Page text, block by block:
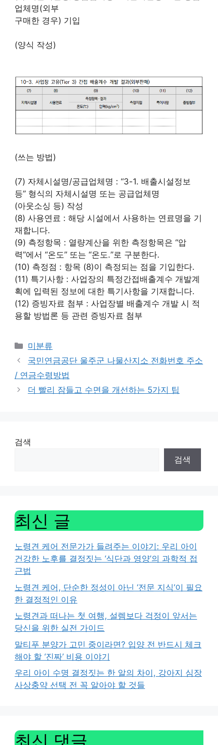
업체명(외부
구매한 경우) 기입
(양식 작성)
(쓰는 방법)
(7) 자체시설명/공급업체명 : “3-1. 배출시설정보
등” 형식의 자체시설명 또는 공급업체명
(아웃소싱 등) 작성
(8) 사용연료 : 해당 시설에서 사용하는 연료명을 기
재합니다.
(9) 측정항목 : 열량계산을 위한 측정항목은 “압
력”에서 “온도” 또는 “온도․”로 구분한다.
(10) 측정점 : 항목 (8)이 측정되는 점을 기입한다.
(11) 특기사항 : 사업장의 특정간접배출계수 개발계
획에 입력된 정보에 대한 특기사항을 기재합니다.
(12) 증빙자료 첨부 : 사업장별 배출계수 개발 시 적
용할 방법론 등 관련 증빙자료 첨부
Categories
미분류
국민연금공단 울주군 나물산지소 전화번호 주소
/ 연금수령방법
더 빨리 잠들고 수면을 개선하는 5가지 팁
검색
검색
최신 글
노령견 케어 전문가가 들려주는 이야기: 우리 아이
건강한 노후를 결정짓는 ‘식단과 영양’의 과학적 접
근법
노령견 케어, 단순한 정성이 아닌 ‘전문 지식’이 필요
한 결정적인 이유
노령견과 떠나는 첫 여행, 설렘보다 걱정이 앞서는
당신을 위한 실전 가이드
말티푸 분양가 고민 중이라면? 입양 전 반드시 체크
해야 할 ‘진짜’ 비용 이야기
우리 아이 수명 결정짓는 한 알의 차이, 강아지 심장
사상충약 선택 전 꼭 알아야 할 것들
최신 댓글